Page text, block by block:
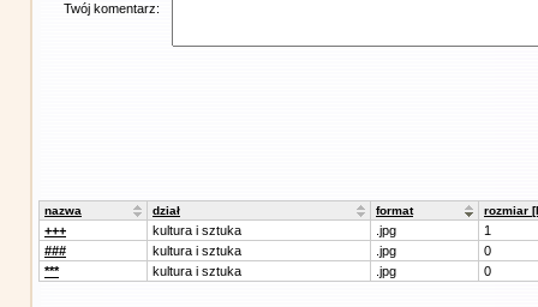
Twój komentarz:
nazwa dział format rozmiar
+++ kultura i sztuka .jpg
1
###
kultura i sztuka .jpg
0
***
kultura i sztuka .jpg 0